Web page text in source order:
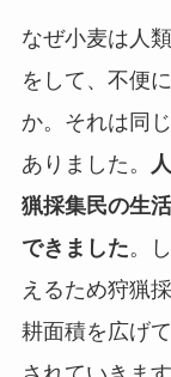
なぜ小麦は人
をして、不便
か。それは同
ありました。
猟採集民の生
できました。
えるため狩猟
耕面積を広げ